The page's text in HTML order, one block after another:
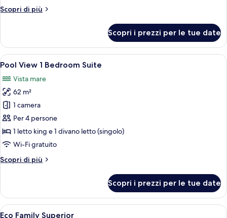
Scopri di più
Altri
View
Penthouse
Scopri i prezzi per le tue date
Apri
tutte
le
foto
per
Pool
View
1
Bedroom
Suite
Un letto a baldacchino con
6
Pool View 1 Bedroom Suite
Vista mare
62 m²
1 camera
Per 4 persone
1 letto king e 1 divano letto (singolo)
Wi-Fi gratuito
Scopri di più
Altri
View
Bedroom
Scopri i prezzi per le tue date
Apri
Una camera da letto con un letto,
9
Eco Family Superior